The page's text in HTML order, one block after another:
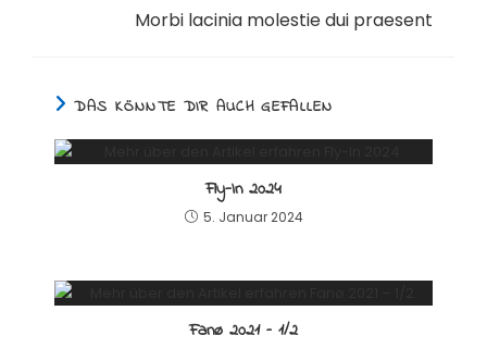
Morbi lacinia molestie dui praesent
DAS KÖNNTE DIR AUCH GEFALLEN
Fly-In 2024
5. Januar 2024
Fanø 2021 – 1/2